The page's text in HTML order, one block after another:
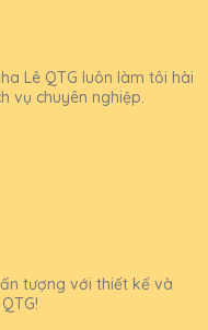
Lê QTG luôn làm tôi hài
vụ chuyên nghiệp.
tượng với thiết kế và